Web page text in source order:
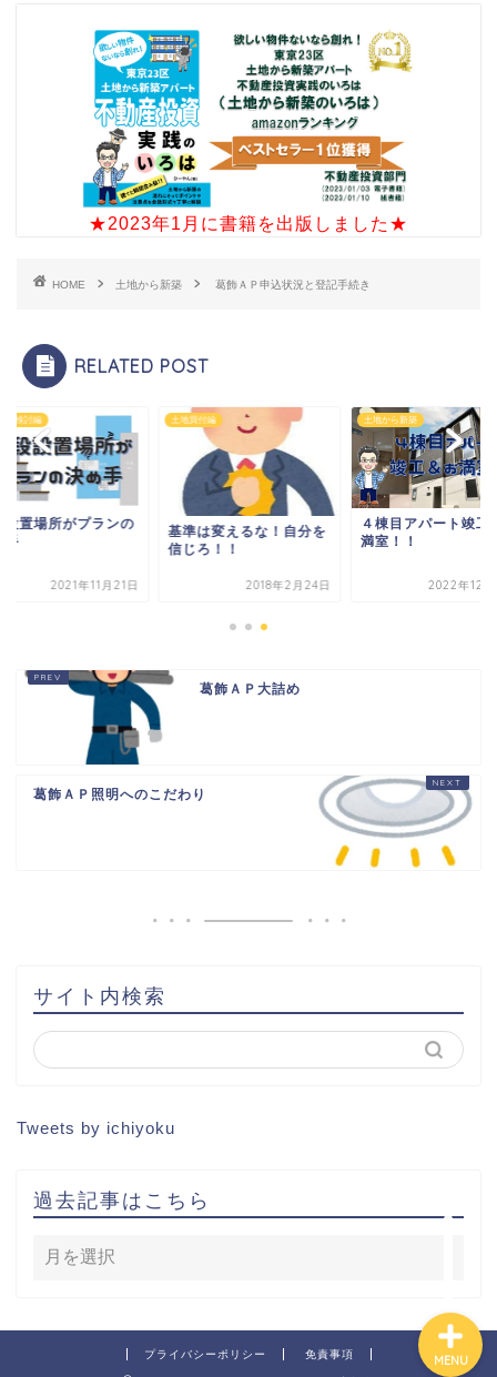
★2023年1月に書籍を出版しました★
HOME 土地から新築 葛飾ＡＰ申込状況と登記手続き
RELATED POST
件検討編
設置場所がプランの
手
2021年11月21日
土地買付編
基準は変えるな！自分を
信じろ！！
2018年2月24日
土地から新築
４棟目アパート竣工
満室！！
2022年12
葛飾ＡＰ大詰め
葛飾ＡＰ照明へのこだわり
サイト内検索
Tweets by ichiyoku
過去記事はこちら
プライバシーポリシー 免責事項 MENU
HOME
書籍出版
問い合わせ